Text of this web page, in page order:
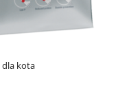
dla kota